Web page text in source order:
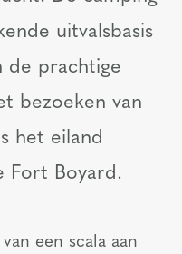
uitvalsbasis
de prachtige
bezoeken van
het eiland
Fort Boyard.
een scala aan